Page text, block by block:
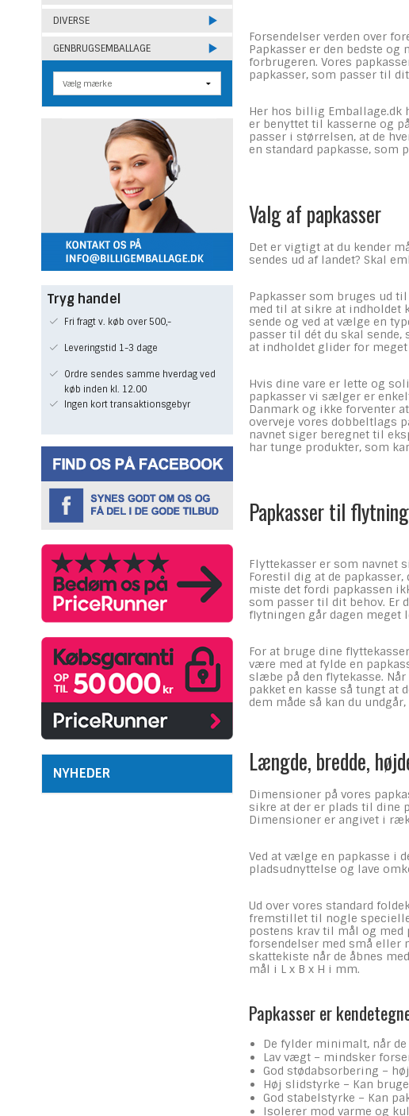
DIVERSE
GENBRUGSEMBALLAGE
Tryg handel
Fri fragt v. køb over 500,-
Leveringstid 1-3 dage
Ordre sendes samme hverdag ved
køb inden kl. 12.00
Ingen kort transaktionsgebyr
NYHEDER
Forsendelser verden over
Papkasser er den bedste
forbrugeren. Vores
papkasser, som passer til
Her hos billig Emballage.dk
er benyttet til kasserne og
passer i størrelsen, at de
en standard papkasse, som
Valg af papkasser
Det er vigtigt at du kender
sendes ud af landet? Skal
Papkasser som bruges ud
med til at sikre at indholdet
sende og ved at vælge en
passer til dét du skal sende,
at indholdet glider for
Hvis dine vare er lette og
papkasser vi sælger er
Danmark og ikke forventer
overveje vores dobbeltlags
navnet siger beregnet til
har tunge produkter, som
Papkasser til flytning
Flyttekasser er som navnet
Forestil dig at de
miste det fordi papkassen
som passer til dit behov. Er
flytningen går dagen meget
For at bruge dine
være med at fylde en
slæbe på den flytekasse.
pakket en kasse så tungt at
dem måde så kan du
Længde, bredde,
Dimensioner på vores
sikre at der er plads til dine
Dimensioner er angivet i
Ved at vælge en papkasse i
pladsudnyttelse og lave
Ud over vores standard
fremstillet til nogle specielle
postens krav til mål og med
forsendelser med små eller
skattekiste når de åbnes
mål i L x B x H i mm.
Papkasser er
De fylder minimalt, når
Lav vægt – mindsker
God stødabsorbering –
Høj slidstyrke – Kan
God stabelstyrke – Kan
Isolerer mod varme og